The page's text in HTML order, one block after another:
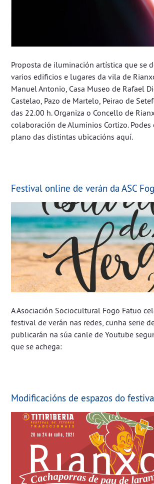
Proposta de iluminación artística que se
varios edificios e lugares da vila de
Manuel Antonio, Casa Museo de Rafael
Castelao, Pazo de Martelo, Peirao de
das 22.00 h. Organiza o Concello de
colaboración de Aluminios Cortizo.
plano das distintas ubicacións aquí.
Festival online de verán da ASC
A Asociación Sociocultural Fogo Fatuo
festival de verán nas redes, cunha serie
publicarán na súa canle de Youtube
que se achega:
Modificacións de espazos do